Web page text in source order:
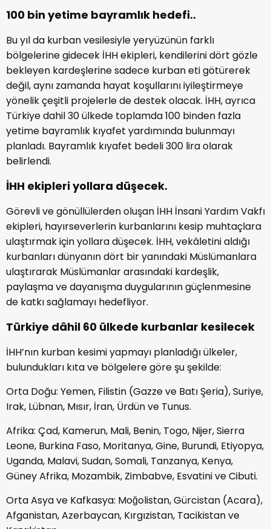
100 bin yetime bayramlık hedefi..
Bu yıl da kurban vesilesiyle yeryüzünün farklı
bölgelerine gidecek İHH ekipleri, kendilerini dört gözle
bekleyen kardeşlerine sadece kurban eti götürerek
değil, aynı zamanda hayat koşullarını iyileştirmeye
yönelik çeşitli projelerle de destek olacak. İHH, ayrıca
Türkiye dahil 30 ülkede toplamda 100 binden fazla
yetime bayramlık kıyafet yardımında bulunmayı
planladı. Bayramlık kıyafet bedeli 300 lira olarak
belirlendi.
İHH ekipleri yollara düşecek.
Görevli ve gönüllülerden oluşan İHH İnsani Yardım Vakfı
ekipleri, hayırseverlerin kurbanlarını kesip muhtaçlara
ulaştırmak için yollara düşecek. İHH, vekâletini aldığı
kurbanları dünyanın dört bir yanındaki Müslümanlara
ulaştırarak Müslümanlar arasındaki kardeşlik,
paylaşma ve dayanışma duygularının güçlenmesine
de katkı sağlamayı hedefliyor.
Türkiye dâhil 60 ülkede kurbanlar kesilecek
İHH’nın kurban kesimi yapmayı planladığı ülkeler,
bulundukları kıta ve bölgelere göre şu şekilde:
Orta Doğu: Yemen, Filistin (Gazze ve Batı Şeria), Suriye,
Irak, Lübnan, Mısır, İran, Ürdün ve Tunus.
Afrika: Çad, Kamerun, Mali, Benin, Togo, Nijer, Sierra
Leone, Burkina Faso, Moritanya, Gine, Burundi, Etiyopya,
Uganda, Malavi, Sudan, Somali, Tanzanya, Kenya,
Güney Afrika, Mozambik, Zimbabve, Esvatini ve Cibuti.
Orta Asya ve Kafkasya: Moğolistan, Gürcistan (Acara),
Afganistan, Azerbaycan, Kırgızistan, Tacikistan ve